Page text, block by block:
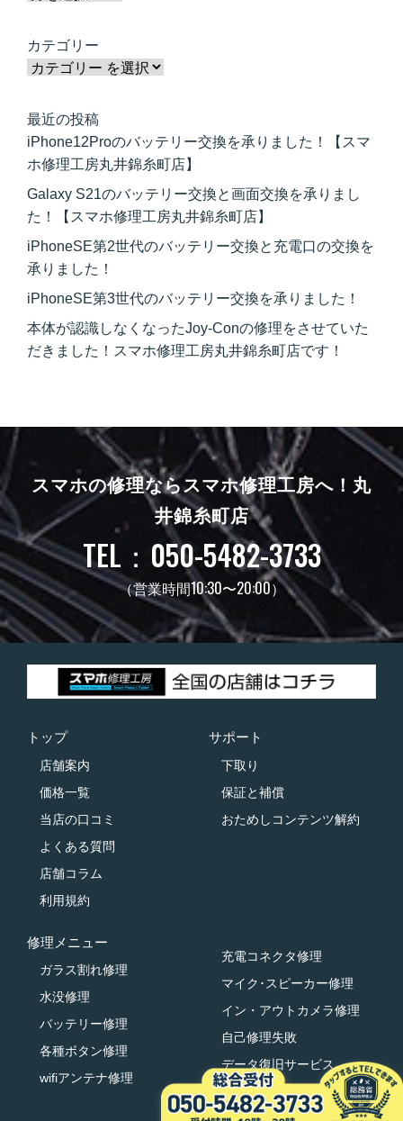
カテゴリー
最近の投稿
iPhone12Proのバッテリー交換を承りました！【スマ
ホ修理工房丸井錦糸町店】
Galaxy S21のバッテリー交換と画面交換を承りまし
た！【スマホ修理工房丸井錦糸町店】
iPhoneSE第2世代のバッテリー交換と充電口の交換を
承りました！
iPhoneSE第3世代のバッテリー交換を承りました！
本体が認識しなくなったJoy-Conの修理をさせていた
だきました！スマホ修理工房丸井錦糸町店です！
スマホの修理ならスマホ修理工房へ！ 丸
井錦糸町店
TEL：050-5482-3733
（営業時間10:30〜20:00）
トップ
店舗案内
価格一覧
当店の口コミ
よくある質問
店舗コラム
利用規約
サポート
下取り
保証と補償
おためしコンテンツ解約
修理メニュー
ガラス割れ修理
水没修理
バッテリー修理
各種ボタン修理
wifiアンテナ修理
充電コネクタ修理
マイク･スピーカー修理
イン・アウトカメラ修理
自己修理失敗
データ復旧サービス